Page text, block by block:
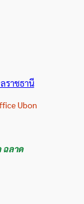
ราชธานี
Ubon
ฉลาด